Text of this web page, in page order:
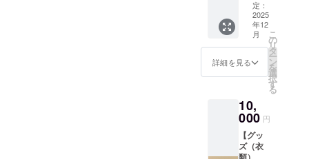
チン
カーで
使用で
きる
2500円
分のチ
ケット
を提供
す。
（ス
タッフ
にクラ
ウド
定：
2025
年12
月
詳細を見る
こ
の
リ
タ
ー
ン
を
選
択
す
る
10,
000 円
【グッ
ズ（衣